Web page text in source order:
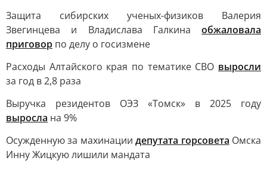
Защита сибирских ученых-физиков Валерия
Звегинцева и Владислава Галкина обжаловала
приговор по делу о госизмене
Расходы Алтайского края по тематике СВО выросли
за год в 2,8 раза
Выручка резидентов ОЭЗ «Томск» в 2025 году
выросла на 9%
Осужденную за махинациидепутата горсовета Омска
Инну Жицкую лишили мандата